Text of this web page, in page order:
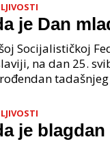
je Dan
Socijalističkoj
na dan 25.
je